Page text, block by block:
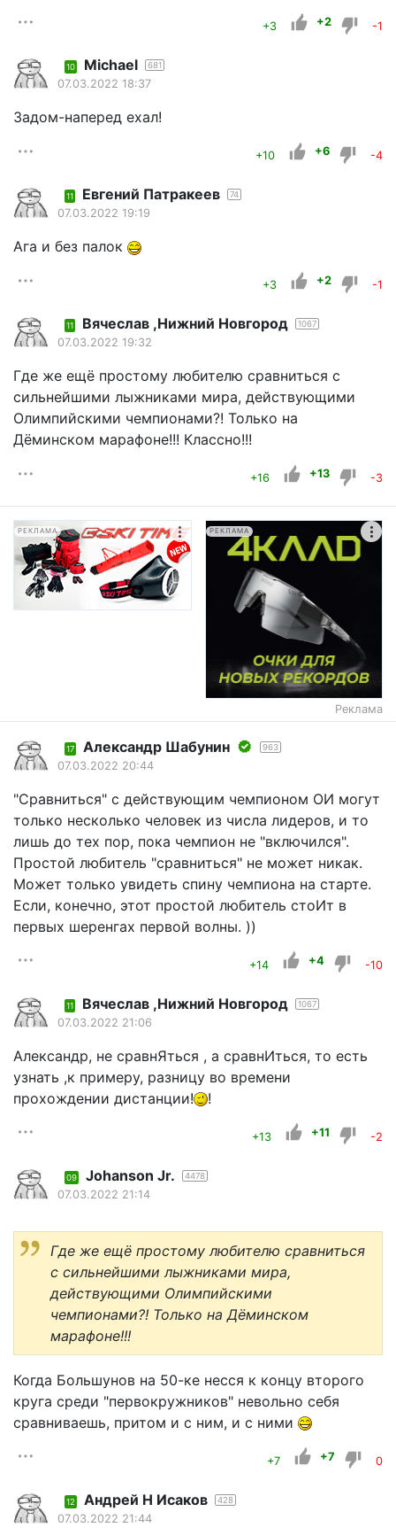
+3 +2 -1
10 Michael 681
07.03.2022 18:37
Задом-наперед ехал!
+10 +6 -4
11 Евгений Патракеев 74
07.03.2022 19:19
Ага и без палок
+3 +2 -1
11 Вячеслав ,Нижний Новгород 1067
07.03.2022 19:32
Где же ещё простому любителю сравниться с
сильнейшими лыжниками мира, действующими
Олимпийскими чемпионами?! Только на
Дёминском марафоне!!! Классно!!!
+16 +13 -3
РЕКЛАМА РЕКЛАМА
Реклама
17 Александр Шабунин 963
07.03.2022 20:44
"Сравниться" с действующим чемпионом ОИ могут
только несколько человек из числа лидеров, и то
лишь до тех пор, пока чемпион не "включился".
Простой любитель "сравниться" не может никак.
Может только увидеть спину чемпиона на старте.
Если, конечно, этот простой любитель стоИт в
первых шеренгах первой волны. ))
+14 +4 -10
11 Вячеслав ,Нижний Новгород 1067
07.03.2022 21:06
Александр, не сравнЯться , а сравнИться, то есть
узнать ,к примеру, разницу во времени
прохождении дистанции!
!
+13 +11 -2
09 Johanson Jr. 4478
07.03.2022 21:14
Где же ещё простому любителю сравниться
с сильнейшими лыжниками мира,
действующими Олимпийскими
чемпионами?! Только на Дёминском
марафоне!!!
Когда Большунов на 50-ке несся к концу второго
круга среди "первокружников" невольно себя
сравниваешь, притом и с ним, и с ними
+7 +7 0
12 Андрей Н Исаков 428
07.03.2022 21:44